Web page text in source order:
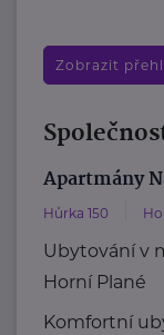
Zobrazit
Apartmány
Hůrka 150
Ubytování v
Horní Plané
Komfortní